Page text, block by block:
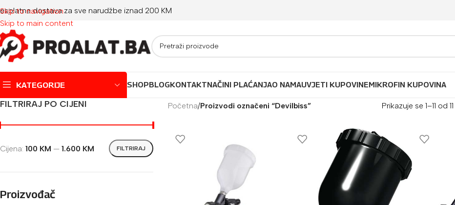
Skip to navigation
Skip to main content
dostava za sve narudžbe iznad 200 KM
KATEGORIJE
Jacuzzi
SHOPBLOGKONTAKTNAČINI PLAĆANJAO NAMAUVJETI KUPOVINEMIKROFIN KUPOVINA
FILTRIRAJ PO CIJENI
FILTRIRAJ
Cijena: 100 KM — 1.600 KM
Proizvođač
Početna/Proizvodi označeni “Devilbiss” Prikazuje se 1–11 od